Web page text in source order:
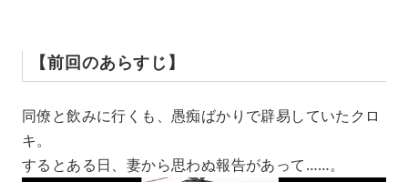
【前回のあらすじ】
同僚と飲みに行くも、愚痴ばかりで辟易していたクロ
キ。
するとある日、妻から思わぬ報告があって……。